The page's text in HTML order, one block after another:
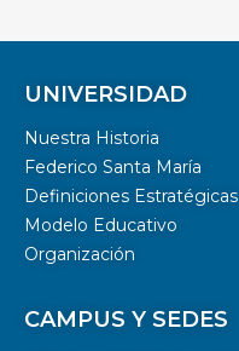
UNIVERSIDAD
Nuestra Historia
Federico Santa María
Definiciones Estratégicas
Modelo Educativo
Organización
CAMPUS Y SEDES